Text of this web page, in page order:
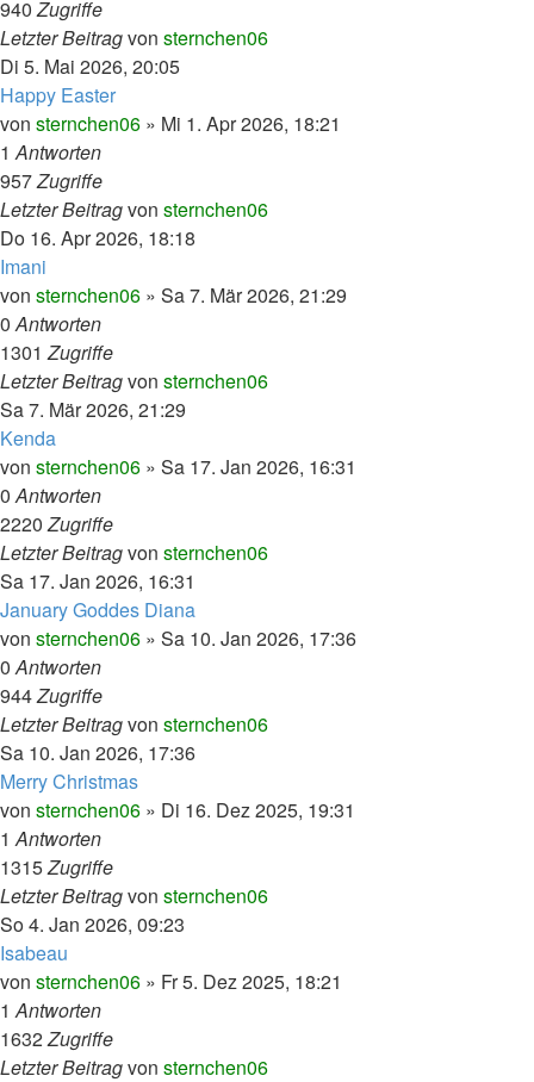
940Zugriffe
Letzter Beitragvon sternchen06
Di 5. Mai 2026, 20:05
Happy Easter
von sternchen06 » Mi 1. Apr 2026, 18:21
1Antworten
957Zugriffe
Letzter Beitragvon sternchen06
Do 16. Apr 2026, 18:18
Imani
von sternchen06 » Sa 7. Mär 2026, 21:29
0Antworten
1301Zugriffe
Letzter Beitragvon sternchen06
Sa 7. Mär 2026, 21:29
Kenda
von sternchen06 » Sa 17. Jan 2026, 16:31
0Antworten
2220Zugriffe
Letzter Beitragvon sternchen06
Sa 17. Jan 2026, 16:31
January Goddes Diana
von sternchen06 » Sa 10. Jan 2026, 17:36
0Antworten
944Zugriffe
Letzter Beitragvon sternchen06
Sa 10. Jan 2026, 17:36
Merry Christmas
von sternchen06 » Di 16. Dez 2025, 19:31
1Antworten
1315Zugriffe
Letzter Beitragvon sternchen06
So 4. Jan 2026, 09:23
Isabeau
von sternchen06 » Fr 5. Dez 2025, 18:21
1Antworten
1632Zugriffe
Letzter Beitragvon sternchen06